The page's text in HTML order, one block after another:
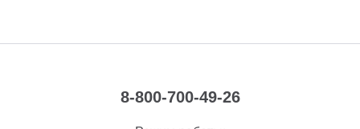
8-800-700-49-26